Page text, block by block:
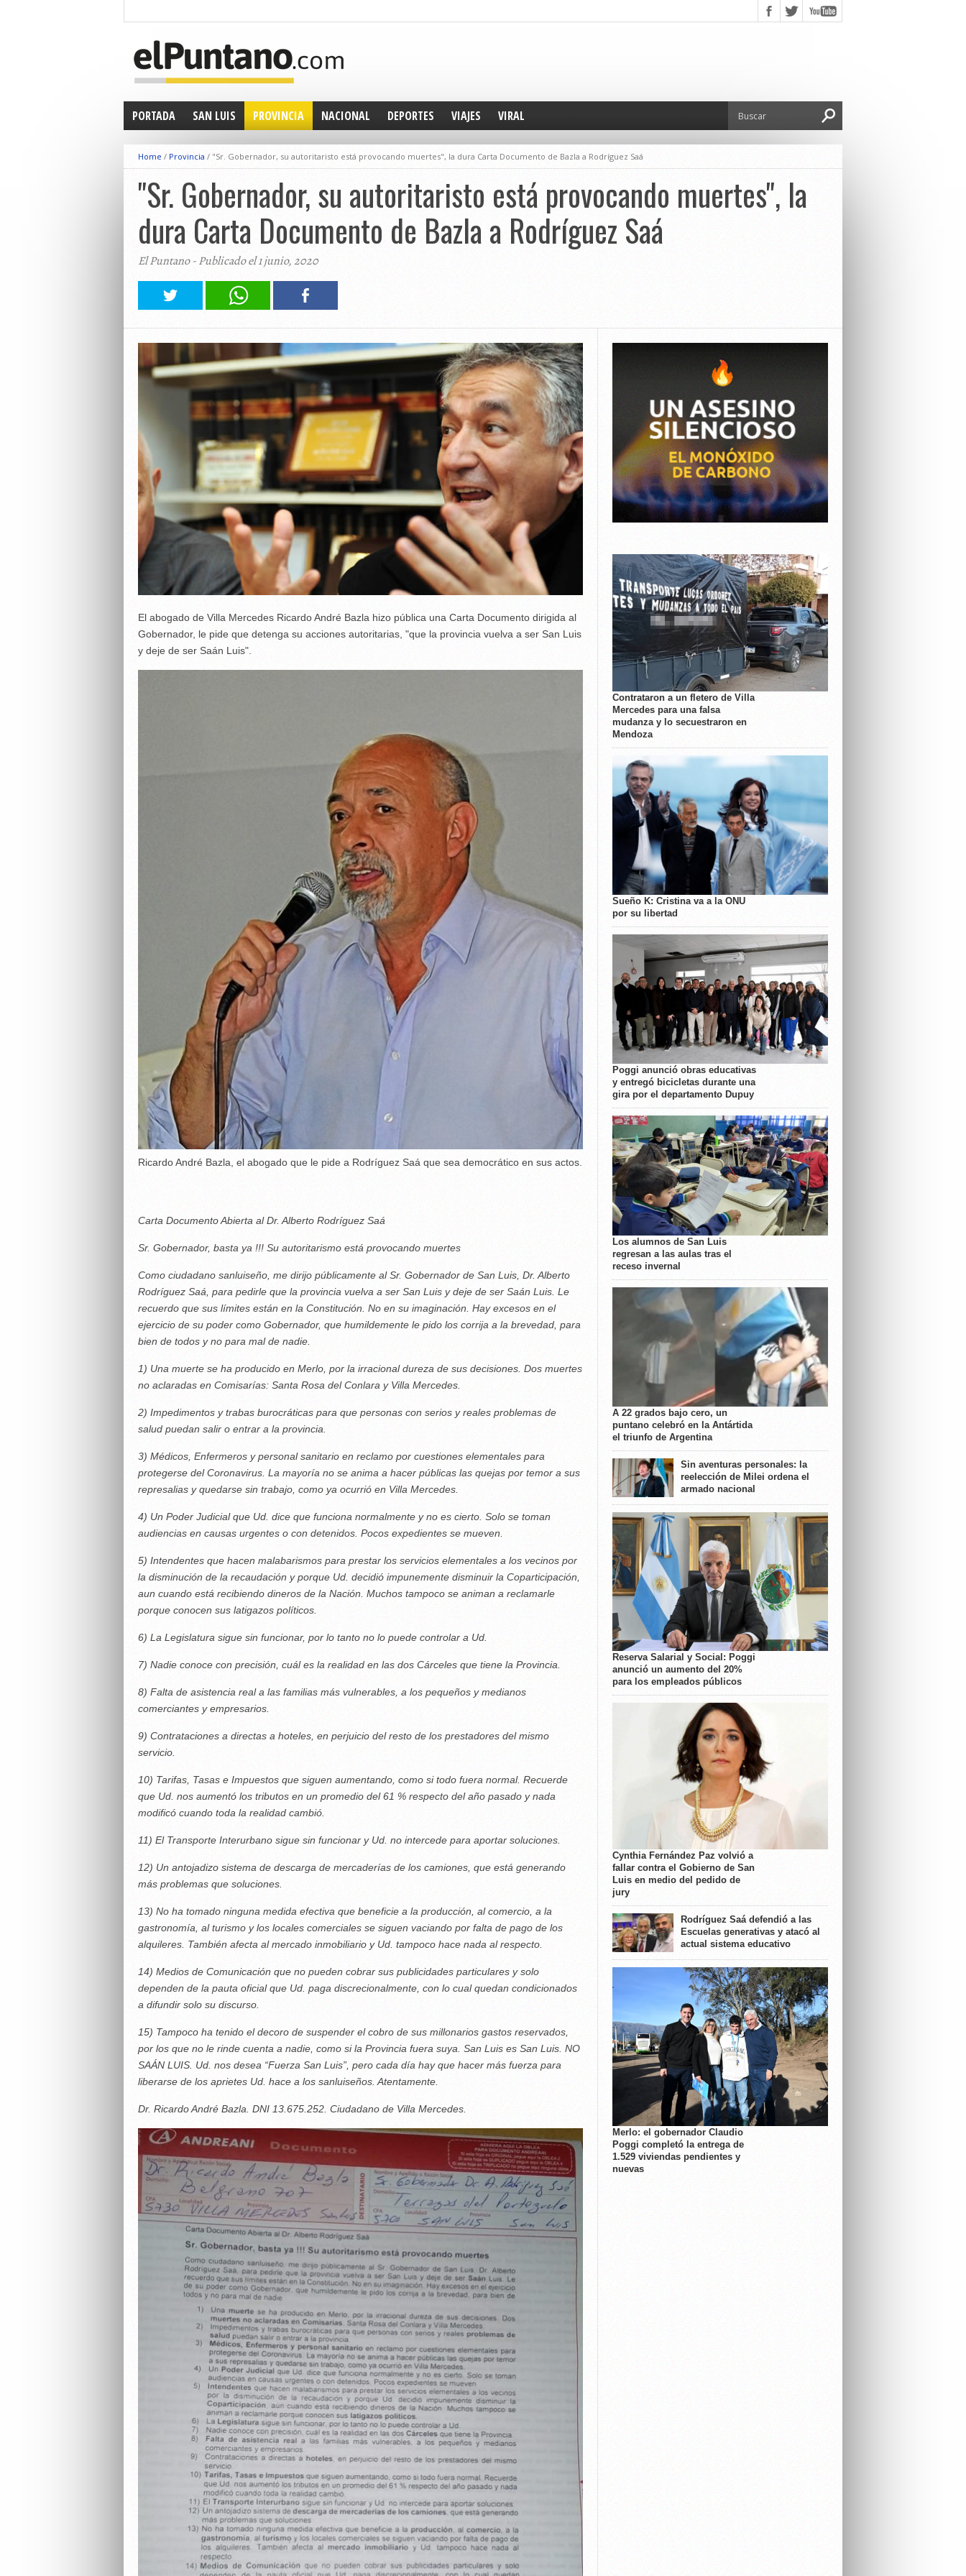
PORTADA SAN LUIS PROVINCIA NACIONAL DEPORTES VIAJES VIRAL
Home / Provincia / "Sr. Gobernador, su autoritaristo está provocando muertes", la dura Carta Documento de Bazla a Rodríguez Saá
"Sr. Gobernador, su autoritaristo está provocando muertes", la
dura Carta Documento de Bazla a Rodríguez Saá
El Puntano - Publicado el 1 junio, 2020
El abogado de Villa Mercedes Ricardo André Bazla hizo pública una Carta Documento dirigida al
Gobernador, le pide que detenga su acciones autoritarias, "que la provincia vuelva a ser San Luis
y deje de ser Saán Luis".
Ricardo André Bazla, el abogado que le pide a Rodríguez Saá que sea democrático en sus actos.
Carta Documento Abierta al Dr. Alberto Rodríguez Saá
Sr. Gobernador, basta ya !!! Su autoritarismo está provocando muertes
Como ciudadano sanluiseño, me dirijo públicamente al Sr. Gobernador de San Luis, Dr. Alberto
Rodríguez Saá, para pedirle que la provincia vuelva a ser San Luis y deje de ser Saán Luis. Le
recuerdo que sus límites están en la Constitución. No en su imaginación. Hay excesos en el
ejercicio de su poder como Gobernador, que humildemente le pido los corrija a la brevedad, para
bien de todos y no para mal de nadie.
1) Una muerte se ha producido en Merlo, por la irracional dureza de sus decisiones. Dos muertes
no aclaradas en Comisarías: Santa Rosa del Conlara y Villa Mercedes.
2) Impedimentos y trabas burocráticas para que personas con serios y reales problemas de
salud puedan salir o entrar a la provincia.
3) Médicos, Enfermeros y personal sanitario en reclamo por cuestiones elementales para
protegerse del Coronavirus. La mayoría no se anima a hacer públicas las quejas por temor a sus
represalias y quedarse sin trabajo, como ya ocurrió en Villa Mercedes.
4) Un Poder Judicial que Ud. dice que funciona normalmente y no es cierto. Solo se toman
audiencias en causas urgentes o con detenidos. Pocos expedientes se mueven.
5) Intendentes que hacen malabarismos para prestar los servicios elementales a los vecinos por
la disminución de la recaudación y porque Ud. decidió impunemente disminuir la Coparticipación,
aun cuando está recibiendo dineros de la Nación. Muchos tampoco se animan a reclamarle
porque conocen sus latigazos políticos.
6) La Legislatura sigue sin funcionar, por lo tanto no lo puede controlar a Ud.
7) Nadie conoce con precisión, cuál es la realidad en las dos Cárceles que tiene la Provincia.
8) Falta de asistencia real a las familias más vulnerables, a los pequeños y medianos
comerciantes y empresarios.
9) Contrataciones a directas a hoteles, en perjuicio del resto de los prestadores del mismo
servicio.
10) Tarifas, Tasas e Impuestos que siguen aumentando, como si todo fuera normal. Recuerde
que Ud. nos aumentó los tributos en un promedio del 61 % respecto del año pasado y nada
modificó cuando toda la realidad cambió.
11) El Transporte Interurbano sigue sin funcionar y Ud. no intercede para aportar soluciones.
12) Un antojadizo sistema de descarga de mercaderías de los camiones, que está generando
más problemas que soluciones.
13) No ha tomado ninguna medida efectiva que beneficie a la producción, al comercio, a la
gastronomía, al turismo y los locales comerciales se siguen vaciando por falta de pago de los
alquileres. También afecta al mercado inmobiliario y Ud. tampoco hace nada al respecto.
14) Medios de Comunicación que no pueden cobrar sus publicidades particulares y solo
dependen de la pauta oficial que Ud. paga discrecionalmente, con lo cual quedan condicionados
a difundir solo su discurso.
15) Tampoco ha tenido el decoro de suspender el cobro de sus millonarios gastos reservados,
por los que no le rinde cuenta a nadie, como si la Provincia fuera suya. San Luis es San Luis. NO
SAÁN LUIS. Ud. nos desea “Fuerza San Luis”, pero cada día hay que hacer más fuerza para
liberarse de los aprietes Ud. hace a los sanluiseños. Atentamente.
Dr. Ricardo André Bazla. DNI 13.675.252. Ciudadano de Villa Mercedes.
Contrataron a un fletero de Villa
Mercedes para una falsa
mudanza y lo secuestraron en
Mendoza
Sueño K: Cristina va a la ONU
por su libertad
Poggi anunció obras educativas
y entregó bicicletas durante una
gira por el departamento Dupuy
Los alumnos de San Luis
regresan a las aulas tras el
receso invernal
A 22 grados bajo cero, un
puntano celebró en la Antártida
el triunfo de Argentina
Sin aventuras personales: la
reelección de Milei ordena el
armado nacional
Reserva Salarial y Social: Poggi
anunció un aumento del 20%
para los empleados públicos
Cynthia Fernández Paz volvió a
fallar contra el Gobierno de San
Luis en medio del pedido de
jury
Rodríguez Saá defendió a las
Escuelas generativas y atacó al
actual sistema educativo
Merlo: el gobernador Claudio
Poggi completó la entrega de
1.529 viviendas pendientes y
nuevas